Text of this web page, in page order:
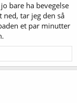
bare ha bevegelse
tar jeg den så
et par minutter